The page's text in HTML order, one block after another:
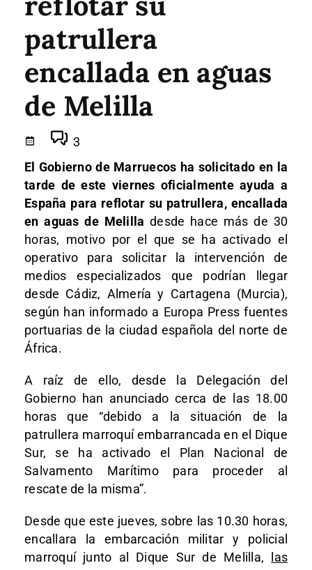
patrullera
encallada en aguas
de Melilla
3
El Gobierno de Marruecos ha solicitado en la
tarde de este viernes oficialmente ayuda a
España para reflotar su patrullera, encallada
en aguas de Melilla desde hace más de 30
horas, motivo por el que se ha activado el
operativo para solicitar la intervención de
medios especializados que podrían llegar
desde Cádiz, Almería y Cartagena (Murcia),
según han informado a Europa Press fuentes
portuarias de la ciudad española del norte de
África.
A raíz de ello, desde la Delegación del
Gobierno han anunciado cerca de las 18.00
horas que “debido a la situación de la
patrullera marroquí embarrancada en el Dique
Sur, se ha activado el Plan Nacional de
Salvamento Marítimo para proceder al
rescate de la misma”.
Desde que este jueves, sobre las 10.30 horas,
encallara la embarcación militar y policial
marroquí junto al Dique Sur de Melilla,
las